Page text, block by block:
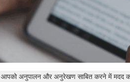
आपको अनुपालन और अनुरेखण साबित करने में मदद